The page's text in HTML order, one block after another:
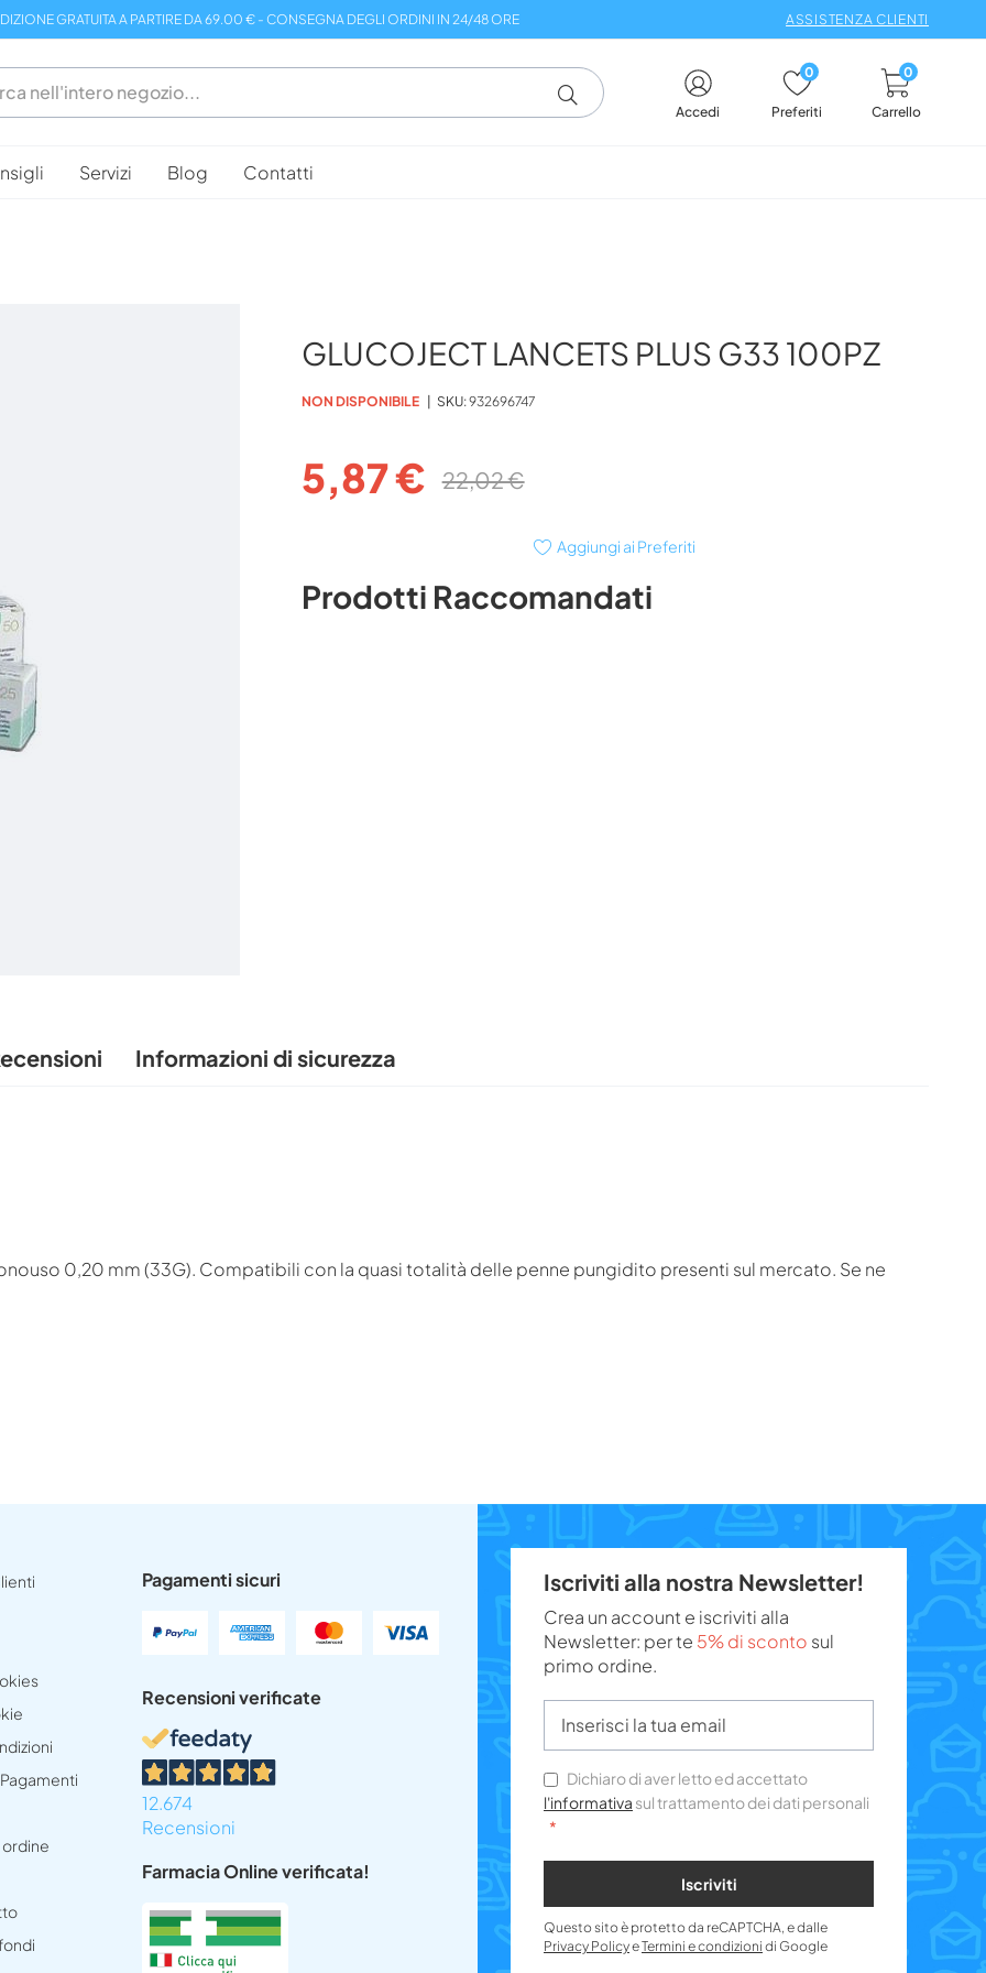
GRATUITA A PARTIRE DA 69.00 € - CONSEGNA DEGLI ORDINI IN 24/48 ORE ASSISTENZA CLIENTI
Accedi Preferiti
0
Carrello
0
Servizi Blog Contatti
GLUCOJECT LANCETS PLUS G33 100PZ
NON DISPONIBILE SKU 932696747
5,87 € 22,02 €
Aggiungi ai Preferiti
Prodotti Raccomandati
0,20 mm (33G). Compatibili con la quasi totalità delle penne pungidito presenti sul mercato. Se ne
Informazioni di sicurezza
Pagamenti sicuri
Recensioni verificate
12.674
Recensioni
Farmacia Online verificata!
Iscriviti alla nostra Newsletter!
Crea un account e iscriviti alla
Newsletter: per te 5% di sconto sul
primo ordine.
Dichiaro di aver letto ed accettato
l'informativa sul trattamento dei dati personali
Iscriviti
Questo sito è protetto da reCAPTCHA, e dalle
Privacy PolicyeTermini e condizioni di Google